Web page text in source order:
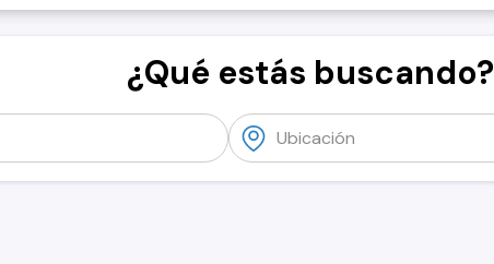
¿Qué estás buscando?